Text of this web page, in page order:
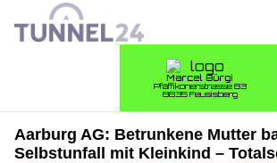
Aarburg AG: Betrunkene Mutter
Selbstunfall mit Kleinkind –